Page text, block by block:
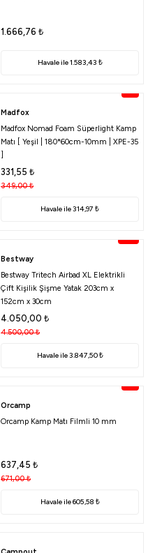
1.666,76 ₺
Havale ile 1.583,43 ₺
Madfox
Madfox Nomad Foam Süperlight Kamp
Matı [ Yeşil | 180*60cm-10mm | XPE-35
331,55 ₺
349,00₺
Havale ile 314,97 ₺
Bestway
Bestway Tritech Airbad XL Elektrikli
Çift Kişilik Şişme Yatak 203cm x
152cm x 30cm
4.050,00 ₺
4.500,00₺
Havale ile 3.847,50 ₺
Orcamp
Orcamp Kamp Matı Filmli 10 mm
637,45 ₺
671,00₺
Havale ile 605,58 ₺